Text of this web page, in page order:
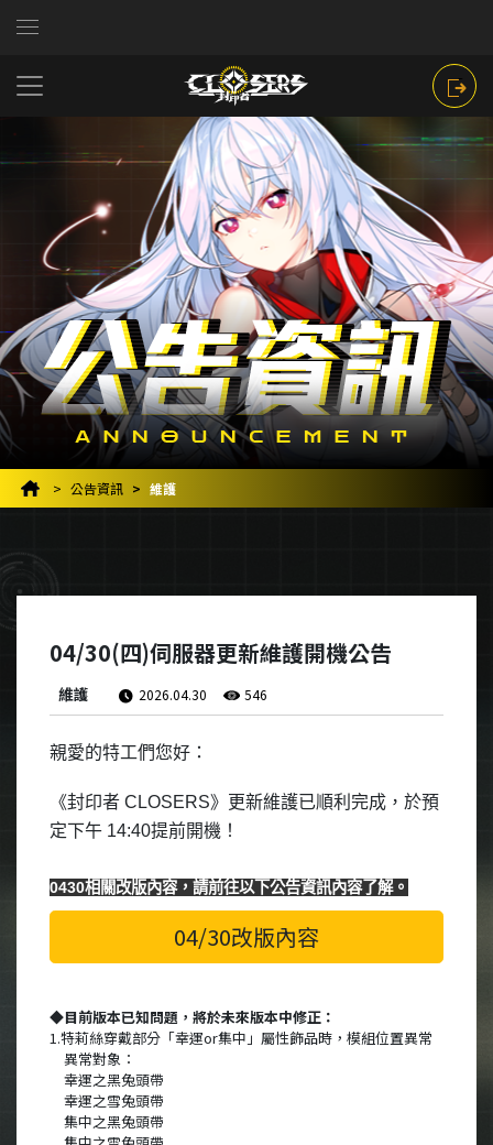
公告資訊 維護
04/30(四)伺服器更新維護開機公告
維護 2026.04.30 546
親愛的特工們您好：
《封印者 CLOSERS》更新維護已順利完成，於預
定下午 14:40提前開機！
0430相關改版內容，請前往以下公告資訊內容了解。
04/30改版內容
◆目前版本已知問題，將於未來版本中修正：
1.特莉絲穿戴部分「幸運or集中」屬性飾品時，模組位置異常
異常對象：
幸運之黑兔頭帶
幸運之雪兔頭帶
集中之黑兔頭帶